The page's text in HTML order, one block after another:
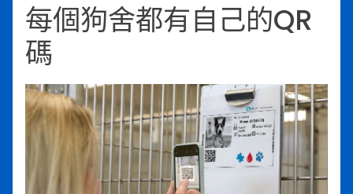
每個狗舍都有自己的QR
碼